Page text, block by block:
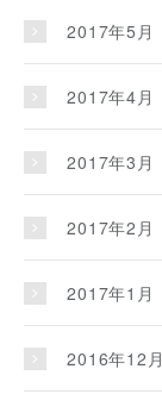
2017年5月
2017年4月
2017年3月
2017年2月
2017年1月
2016年12月